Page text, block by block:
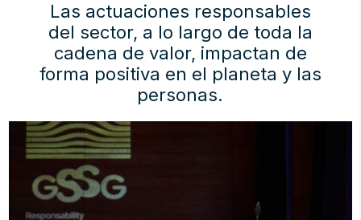
Las actuaciones responsables
del sector, a lo largo de toda la
cadena de valor, impactan de
forma positiva en el planeta y las
personas.